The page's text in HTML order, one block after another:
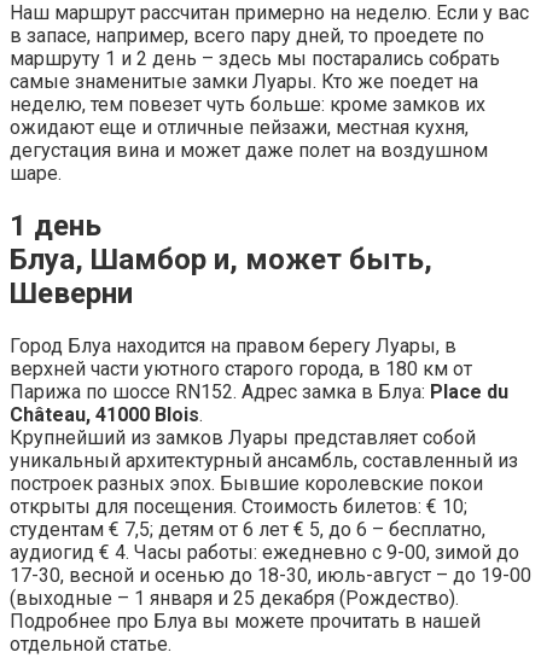
Наш маршрут рассчитан примерно на неделю. Если у вас
в запасе, например, всего пару дней, то проедете по
маршруту 1 и 2 день – здесь мы постарались собрать
самые знаменитые замки Луары. Кто же поедет на
неделю, тем повезет чуть больше: кроме замков их
ожидают еще и отличные пейзажи, местная кухня,
дегустация вина и может даже полет на воздушном
шаре.
1 день
Блуа, Шамбор и, может быть,
Шеверни
Город Блуа находится на правом берегу Луары, в
верхней части уютного старого города, в 180 км от
Парижа по шоссе RN152. Адрес замка в Блуа: Place du
Château, 41000 Blois.
Крупнейший из замков Луары представляет собой
уникальный архитектурный ансамбль, составленный из
построек разных эпох. Бывшие королевские покои
открыты для посещения. Стоимость билетов: € 10;
студентам € 7,5; детям от 6 лет € 5, до 6 – бесплатно,
аудиогид € 4. Часы работы: ежедневно с 9-00, зимой до
17-30, весной и осенью до 18-30, июль-август – до 19-00
(выходные – 1 января и 25 декабря (Рождество).
Подробнее про Блуа вы можете прочитать в нашей
отдельной статье.